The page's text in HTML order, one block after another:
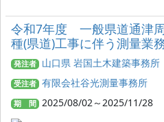
令和7年度 一般県道通津
種(県道)工事に伴う測量
発注者 山口県 岩国土木建築事務所
受注者 有限会社谷光測量事務所
期 間 2025/08/02～2025/11/28